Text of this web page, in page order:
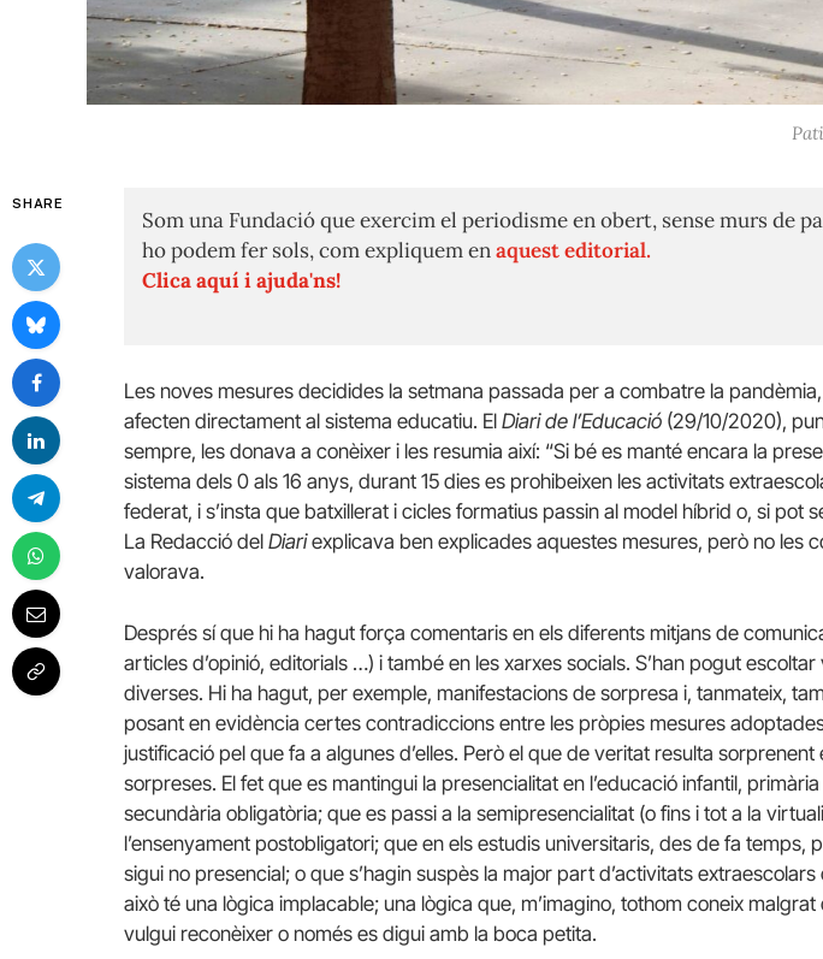
SHARE
Som una Fundació que exercim el periodisme en obert, sense murs de
ho podem fer sols, com expliquem enaquest editorial.
Clica aquí i ajuda'ns!
Les noves mesures decidides la setmana passada per a combatre la
afecten directament al sistema educatiu. El Diari de l’Educació (29/10/2020),
sempre, les donava a conèixer i les resumia així: “Si bé es manté encara la
sistema dels 0 als 16 anys, durant 15 dies es prohibeixen les activitats
federat, i s’insta que batxillerat i cicles formatius passin al model híbrid o, si pot
La Redacció del Diariexplicava ben explicades aquestes mesures, però no les
valorava.
Després sí que hi ha hagut força comentaris en els diferents mitjans de
articles d’opinió, editorials …) i també en les xarxes socials. S’han pogut
diverses. Hi ha hagut, per exemple, manifestacions de sorpresa i, tanmateix,
posant en evidència certes contradiccions entre les pròpies mesures
justificació pel que fa a algunes d’elles. Però el que de veritat resulta
sorpreses. El fet que es mantingui la presencialitat en l’educació infantil,
secundària obligatòria; que es passi a la semipresencialitat (o fins i tot a la
l’ensenyament postobligatori; que en els estudis universitaris, des de fa temps,
sigui no presencial; o que s’hagin suspès la major part d’activitats
això té una lògica implacable; una lògica que, m’imagino, tothom coneix
vulgui reconèixer o només es digui amb la boca petita.